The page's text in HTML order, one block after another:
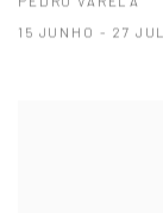
15 JUNHO - 27